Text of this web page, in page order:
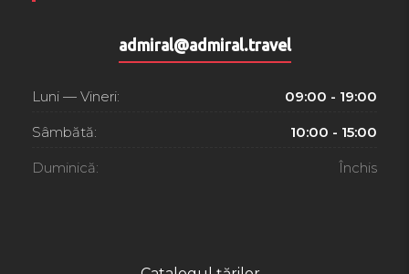
admiral@admiral.travel
Luni — Vineri: 09:00 - 19:00
Sâmbătă: 10:00 - 15:00
Duminică: Închis